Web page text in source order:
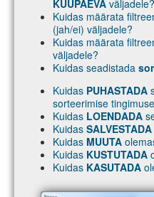
KUUPÄEVA väljadele?
Kuidas määrata
(jah/ei) väljadele?
Kuidas määrata
väljadele?
Kuidas seadistada
Kuidas PUHASTADA
sorteerimise
Kuidas LOENDADA
Kuidas SALVESTADA
Kuidas MUUTA
Kuidas KUSTUTADA
Kuidas KASUTADA